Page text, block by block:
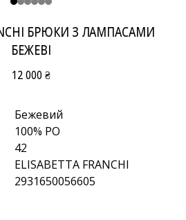
БРЮКИ З ЛАМПАСАМИ
БЕЖЕВІ
12 000 ₴
Бежевий
100% PO
42
ELISABETTA FRANCHI
2931650056605